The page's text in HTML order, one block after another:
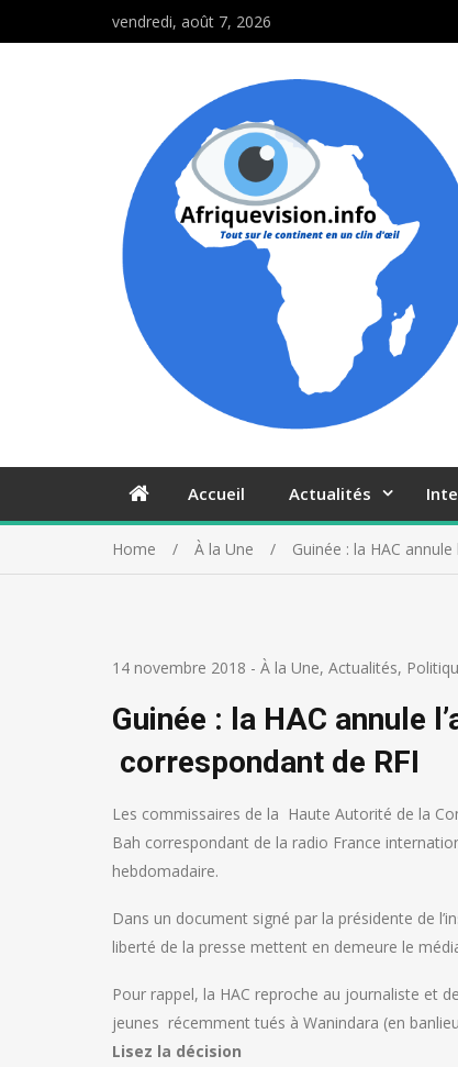
vendredi, août 7, 2026
Accueil Actualités
Home À la Une Guinée : la HAC
14 novembre 2018 - À la Une, Actualités,
Guinée : la HAC annule
correspondant de RFI
Les commissaires de la Haute Autorité de la
Bah correspondant de la radio France
hebdomadaire.
Dans un document signé par la présidente de
liberté de la presse mettent en demeure le
Pour rappel, la HAC reproche au journaliste et
jeunes récemment tués à Wanindara (en
Lisez la décision